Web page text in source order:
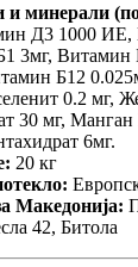
и минерали
Д3 1000 ИЕ,
3мг, Витамин
Б12
0.2 мг,
30 мг,
6мг.
20 кг
Македонија:
42, Битола